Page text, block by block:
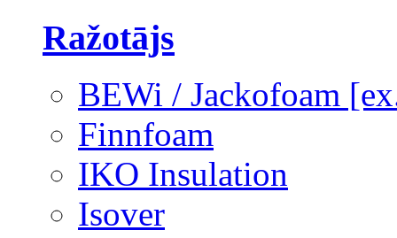
Ražotājs
BEWi / Jackofoam
Finnfoam
IKO Insulation
Isover